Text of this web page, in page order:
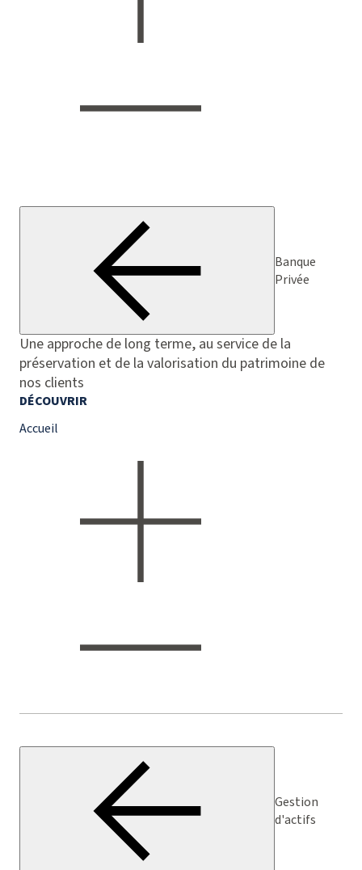
Banque
Privée
Une approche de long terme, au service de la
préservation et de la valorisation du patrimoine de
nos clients
DÉCOUVRIR
Accueil
Gestion
d'actifs